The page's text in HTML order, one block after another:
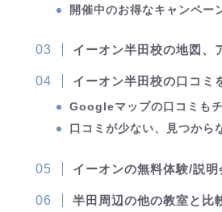
開催中のお得なキャンペー
イーオン半田校の地図、
イーオン半田校の口コミ
Googleマップの口コミも
口コミが少ない、見つから
イーオンの無料体験/説明
半田周辺の他の教室と比